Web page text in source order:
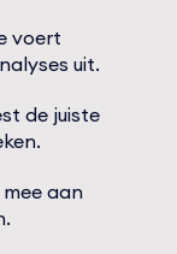
voert
uit.
de juiste
aan